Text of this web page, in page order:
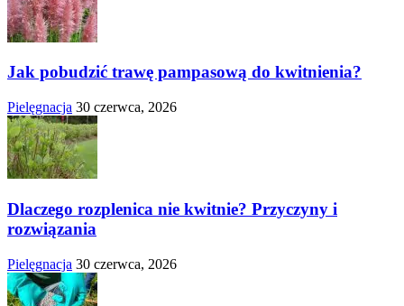
Jak pobudzić trawę pampasową do kwitnienia?
Pielęgnacja 30 czerwca, 2026
Dlaczego rozplenica nie kwitnie? Przyczyny i
rozwiązania
Pielęgnacja 30 czerwca, 2026